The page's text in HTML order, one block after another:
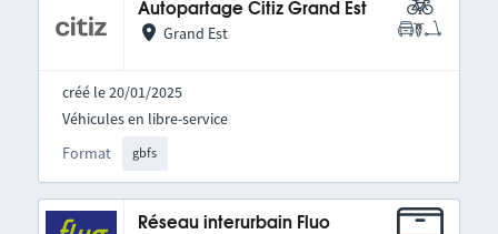
Autopartage Citiz Grand Est
Grand Est
créé le 20/01/2025
Format gbfs
Véhicules en libre-service
Réseau interurbain Fluo